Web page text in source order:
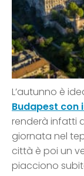
L’autunno è
Budapest con
renderà infatti
giornata nel
città è poi un
piacciono